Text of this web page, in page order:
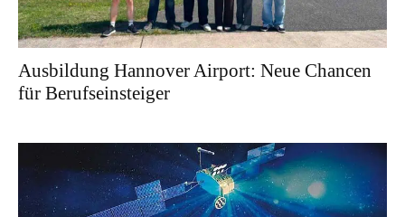
Ausbildung Hannover Airport: Neue Chancen
für Berufseinsteiger